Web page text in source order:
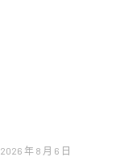
2026 年 8 月 6 日